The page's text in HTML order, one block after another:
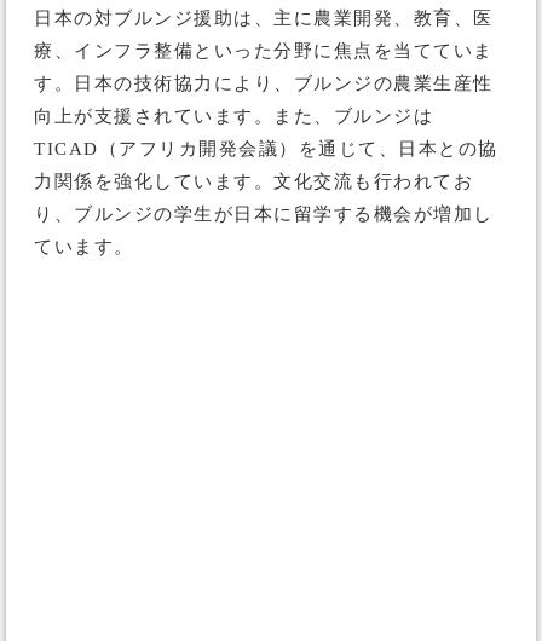
日本の対ブルンジ援助は、主に農業開発、教育、医
療、インフラ整備といった分野に焦点を当てていま
す。日本の技術協力により、ブルンジの農業生産性
向上が支援されています。また、ブルンジは
TICAD（アフリカ開発会議）を通じて、日本との協
力関係を強化しています。文化交流も行われてお
り、ブルンジの学生が日本に留学する機会が増加し
ています。